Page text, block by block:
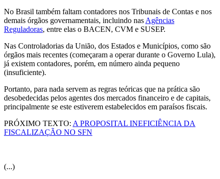
No Brasil também faltam contadores nos Tribunais de Contas e nos
demais órgãos governamentais, incluindo nas Agências
Reguladoras, entre elas o BACEN, CVM e SUSEP.
Nas Controladorias da União, dos Estados e Municípios, como são
órgãos mais recentes (começaram a operar durante o Governo Lula),
já existem contadores, porém, em número ainda pequeno
(insuficiente).
Portanto, para nada servem as regras teóricas que na prática são
desobedecidas pelos agentes dos mercados financeiro e de capitais,
principalmente se este estiverem estabelecidos em paraísos fiscais.
PRÓXIMO TEXTO: A PROPOSITAL INEFICIÊNCIA DA
FISCALIZAÇÃO NO SFN
(...)